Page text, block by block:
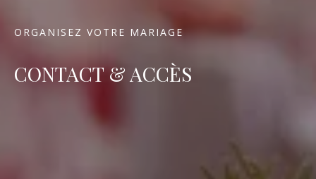
ORGANISEZ VOTRE MARIAGE
CONTACT & ACCÈS